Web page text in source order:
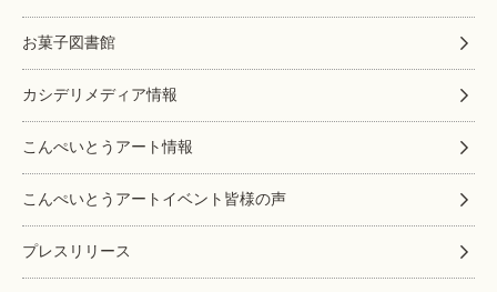
お菓子図書館
カシデリメディア情報
こんぺいとうアート情報
こんぺいとうアートイベント皆様の声
プレスリリース